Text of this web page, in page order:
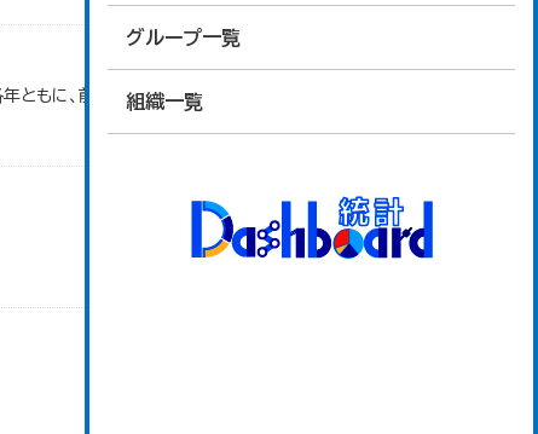
グループ一覧
組織一覧
もに、前年１０月１日～当年９月３０日で集計。